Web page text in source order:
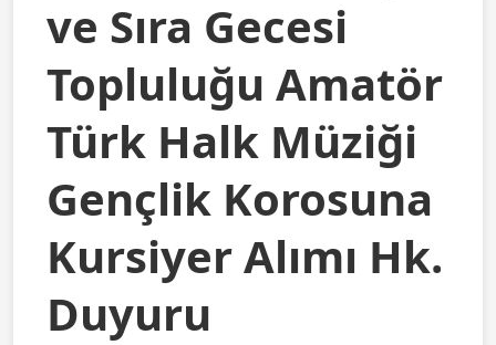
ve Sıra Gecesi
Topluluğu Amatör
Türk Halk Müziği
Gençlik Korosuna
Kursiyer Alımı Hk.
Duyuru